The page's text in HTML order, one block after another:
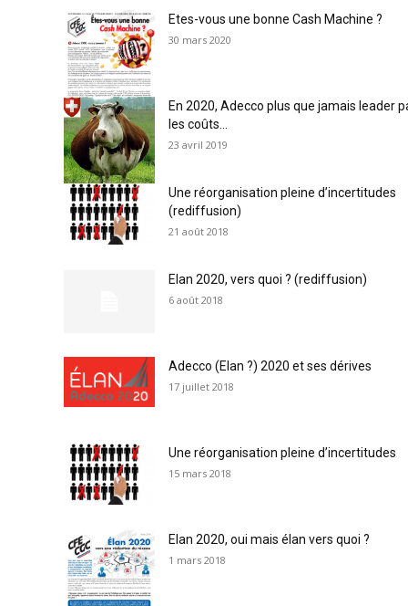
Etes-vous une bonne Cash Machine ?
30 mars 2020
En 2020, Adecco plus que jamais leader
les coûts…
23 avril 2019
Une réorganisation pleine d’incertitudes
(rediffusion)
21 août 2018
Elan 2020, vers quoi ? (rediffusion)
6 août 2018
Adecco (Elan ?) 2020 et ses dérives
17 juillet 2018
Une réorganisation pleine d’incertitudes
15 mars 2018
Elan 2020, oui mais élan vers quoi ?
1 mars 2018